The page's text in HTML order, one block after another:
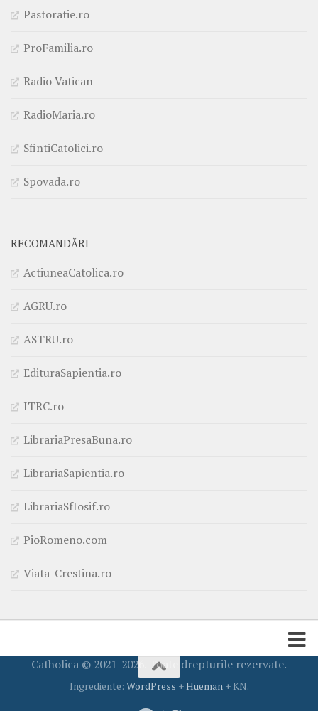
Pastoratie.ro
ProFamilia.ro
Radio Vatican
RadioMaria.ro
SfintiCatolici.ro
Spovada.ro
RECOMANDĂRI
ActiuneaCatolica.ro
AGRU.ro
ASTRU.ro
EdituraSapientia.ro
ITRC.ro
LibrariaPresaBuna.ro
LibrariaSapientia.ro
LibrariaSfIosif.ro
PioRomeno.com
Viata-Crestina.ro
Catholica © 2021-2026. Toate drepturile rezervate.
Ingrediente: WordPress +Hueman + KN.